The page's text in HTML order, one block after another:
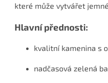
které může vytvářet
Hlavní přednosti:
kvalitní kamenina s
nadčasová zelená